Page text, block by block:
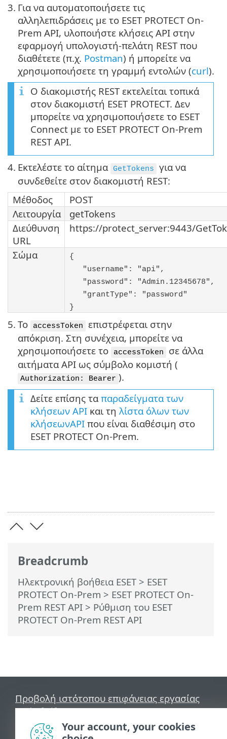
Breadcrumb
Ηλεκτρονική βοήθεια ESET> ESET
PROTECT On-Prem > ESET PROTECT On-
Prem REST API > Ρύθμιση του ESET
PROTECT On-Prem REST API
3. Για να αυτοματοποιήσετε τις
αλληλεπιδράσεις με το ESET PROTECT On-
Prem API, υλοποιήστε κλήσεις API στην
εφαρμογή υπολογιστή-πελάτη REST που
διαθέτετε (π.χ. Postman) ή μπορείτε να
χρησιμοποιήσετε τη γραμμή εντολών (curl).
Ο διακομιστής REST εκτελείται τοπικά
στον διακομιστή ESET PROTECT. Δεν
μπορείτε να χρησιμοποιήσετε το ESET
Connect με το ESET PROTECT On-Prem
REST API.
4. Εκτελέστε το αίτημα GetTokens
για να
συνδεθείτε στον διακομιστή REST:
Μέθοδος
POST
Λειτουργία
getTokens
Διεύθυνση
URL
https://protect_server:9443/
Σώμα
{
"username": "api",
"password": "Admin.12345678",
"grantType": "password"
}
5. Το accessToken
επιστρέφεται στην
απόκριση. Στη συνέχεια, μπορείτε να
χρησιμοποιήσετε το
accessToken
σε άλλα
αιτήματα API ως σύμβολο κομιστή (
Authorization: Bearer ).
Δείτε επίσης τα παραδείγματα των
κλήσεων API και τη λίστα όλων των
κλήσεωνAPI που είναι διαθέσιμη στο
ESET PROTECT On-Prem.
Προβολή ιστότοπου επιφάνειας εργασίας
End of Life
Γνωσιακή βάση ESET
Ομάδα συζήτησης ESET
Your account, your cookies